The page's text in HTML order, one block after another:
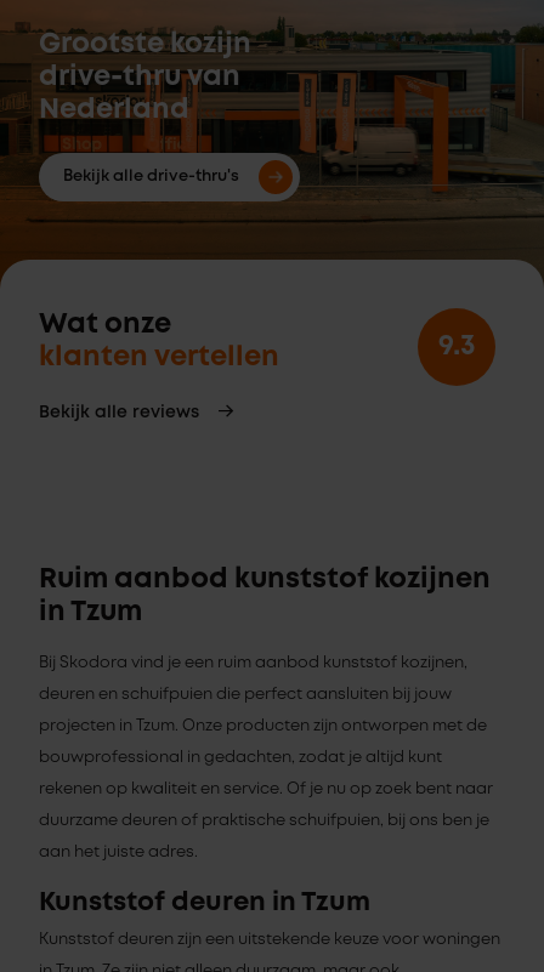
Grootste kozijn
drive-thru van
Nederland
Bekijk alle drive-thru's
Wat onze
klanten vertellen
Bekijk alle reviews
9.3
Ruim aanbod kunststof kozijnen
in Tzum
Bij Skodora vind je een ruim aanbod kunststof kozijnen,
deuren en schuifpuien die perfect aansluiten bij jouw
projecten in Tzum. Onze producten zijn ontworpen met de
bouwprofessional in gedachten, zodat je altijd kunt
rekenen op kwaliteit en service. Of je nu op zoek bent naar
duurzame deuren of praktische schuifpuien, bij ons ben je
aan het juiste adres.
Kunststof deuren in Tzum
Kunststof deuren zijn een uitstekende keuze voor woningen